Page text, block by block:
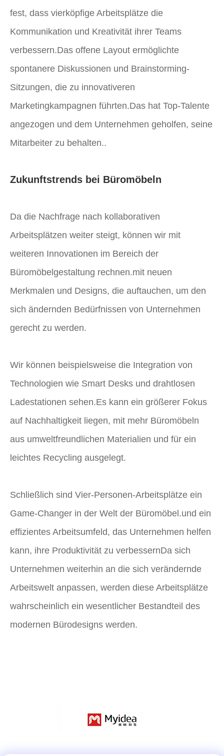
fest, dass vierköpfige Arbeitsplätze die
Kommunikation und Kreativität ihrer Teams
verbessern.Das offene Layout ermöglichte
spontanere Diskussionen und Brainstorming-
Sitzungen, die zu innovativeren
Marketingkampagnen führten.Das hat Top-Talente
angezogen und dem Unternehmen geholfen, seine
Mitarbeiter zu behalten..
Zukunftstrends bei Büromöbeln
Da die Nachfrage nach kollaborativen
Arbeitsplätzen weiter steigt, können wir mit
weiteren Innovationen im Bereich der
Büromöbelgestaltung rechnen.mit neuen
Merkmalen und Designs, die auftauchen, um den
sich ändernden Bedürfnissen von Unternehmen
gerecht zu werden.
Wir können beispielsweise die Integration von
Technologien wie Smart Desks und drahtlosen
Ladestationen sehen.Es kann ein größerer Fokus
auf Nachhaltigkeit liegen, mit mehr Büromöbeln
aus umweltfreundlichen Materialien und für ein
leichtes Recycling ausgelegt.
Schließlich sind Vier-Personen-Arbeitsplätze ein
Game-Changer in der Welt der Büromöbel.und ein
effizientes Arbeitsumfeld, das Unternehmen helfen
kann, ihre Produktivität zu verbessernDa sich
Unternehmen weiterhin an die sich verändernde
Arbeitswelt anpassen, werden diese Arbeitsplätze
wahrscheinlich ein wesentlicher Bestandteil des
modernen Bürodesigns werden.